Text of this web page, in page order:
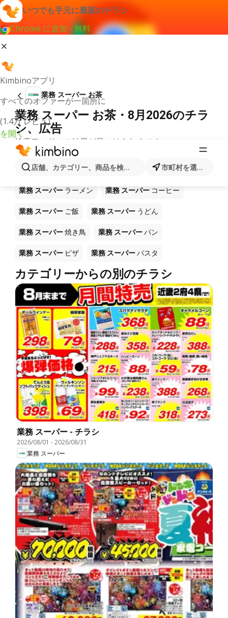
いつでも手元に最新のチラシ
Chrome に追加 - 無料
Kimbinoアプリ
すべてのオファーが一箇所に
(1.4万 レビュ)
を開く
店舗、カテゴリー、商品を検索... 市町村を選択します
業務 スーパー お茶
業務 スーパー お茶・8月2026のチラ
シ、広告
検索ワードへの結果が見つけられません。
ショップ 業務 スーパー で販売中の
他製品
業務 スーパー ラーメン 業務 スーパー コーヒー
業務 スーパー ご飯 業務 スーパー うどん
業務 スーパー焼き鳥 業務 スーパーパン
業務 スーパー ピザ 業務 スーパーパスタ
カテゴリーからの別のチラシ
業務 スーパー - チラシ
2026/08/01 -2026/08/31
業務 スーパー